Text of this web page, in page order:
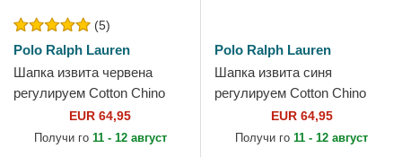
(5)
Polo Ralph Lauren
Шапка извита червена
регулируем Cotton Chino
Classic Sport от Polo Ralph
Lauren
EUR 64,95
Получи го 11 - 12 август
Polo Ralph Lauren
Шапка извита синя
регулируем Cotton Chino
Classic Sport от Polo Ralph
Lauren
EUR 64,95
Получи го 11 - 12 август